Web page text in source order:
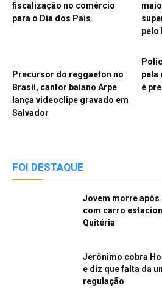
fiscalização no comércio
para o Dia dos Pais
pelo
Precursor do reggaeton no
Brasil, cantor baiano Arpe
lança videoclipe gravado em
Salvador
pela
é
FOI DESTAQUE
Jovem morre
com carro
Quitéria
Jerônimo cobra
e diz que falta da
regulação